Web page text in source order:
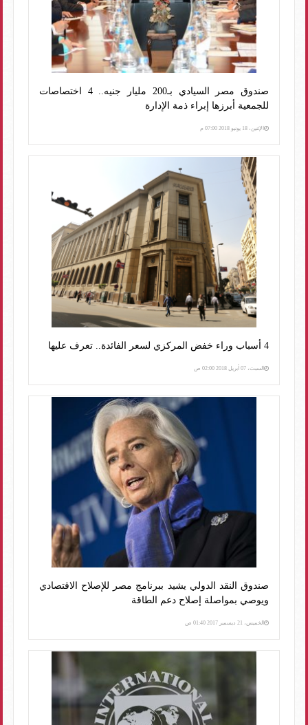
صندوق مصر السيادي بـ200 مليار جنيه.. 4 اختصاصات
للجمعية أبرزها إبراء ذمة الإدارة
الإثنين، 18 يونيو 2018 07:00 م
4 أسباب وراء خفض المركزي لسعر الفائدة.. تعرف عليها
السبت، 07 أبريل 2018 02:00 ص
صندوق النقد الدولي يشيد ببرنامج مصر للإصلاح الاقتصادي
ويوصي بمواصلة إصلاح دعم الطاقة
الخميس، 21 ديسمبر 2017 01:40 ص